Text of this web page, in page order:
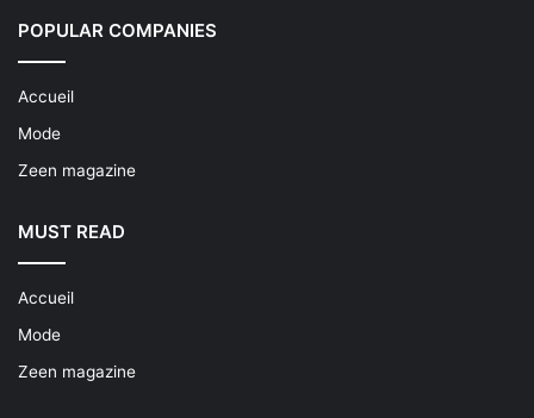
POPULAR COMPANIES
Accueil
Mode
Zeen magazine
MUST READ
Accueil
Mode
Zeen magazine